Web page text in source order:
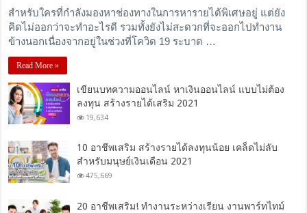
สำหรับใครที่กำลังมองหาช่องทางในการหารายได้พิเศษอยู่ แต่ยัง
คิดไม่ออกว่าจะทำอะไรดี รวมทั้งยังไม่สะดวกที่จะออกไปทำงาน
ข้างนอกเนื่องจากอยู่ในช่วงที่โควิด 19 ระบาด …
Read More »
เขียนบทความออนไลน์ หาเงินออนไลน์ แบบไม่ต้อง
ลงทุน สร้างรายได้เสริม 2021
19,634
10 อาชีพเสริม สร้างรายได้ลงทุนน้อย เคล็ดไม่ลับ
สำหรับมนุษย์เงินเดือน 2021
475,669
20 อาชีพเสริม! ทำงานระหว่างเรียน งานพาร์ทไทม์